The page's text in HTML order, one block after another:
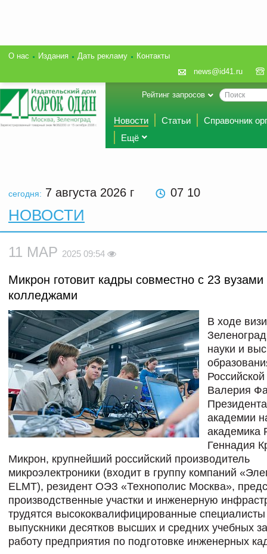
О нас Издания Дать рекламу
Контакты
news@id41.ru
Рейтинг запросов
Новости Статьи
Справочник
Ещё
сегодня: 7 августа 2026 г 07 10
НОВОСТИ
11 МАР 2025 09:54
Микрон готовит кадры совместно с 23 вузами
колледжами
В ходе
науки и
Валерия
академии
академика
Геннадия
Микрон, крупнейший российский производитель
микроэлектроники (входит в группу компаний
ELMT), резидент ОЭЗ «Технополис Москва»,
производственные участки и инженерную
трудятся высококвалифицированные
выпускники десятков высших и средних учебных
работу предприятия по подготовке инженерных